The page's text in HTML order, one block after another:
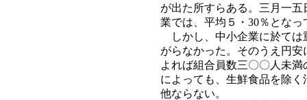
が出た所すらある。三月一
業では、平均５・30％となっ
しかし、中小企業に於ては
がらなかった。そのうえ円
よれば組合員数三〇〇人未
によっても、生鮮食品を除
他ならない。